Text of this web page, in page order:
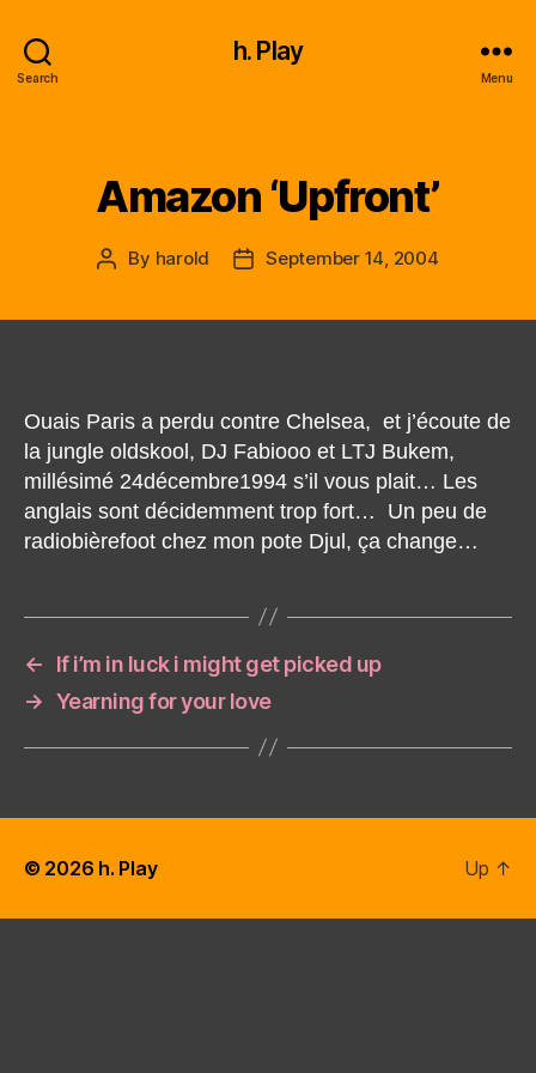
Search
h. Play
Menu
Categories
Amazon ‘Upfront’
Post
By harold
PostSeptember 14, 2004
Ouais Paris a perdu contre Chelsea, et j’écoute de
la jungle oldskool, DJ Fabiooo et LTJ Bukem,
millésimé 24décembre1994 s’il vous plait… Les
anglais sont décidemment trop fort… Un peu de
radiobièrefoot chez mon pote Djul, ça change…
←
If i’m in luck i might get picked up
→ Yearning for your love
© 2026 h. Play Up ↑